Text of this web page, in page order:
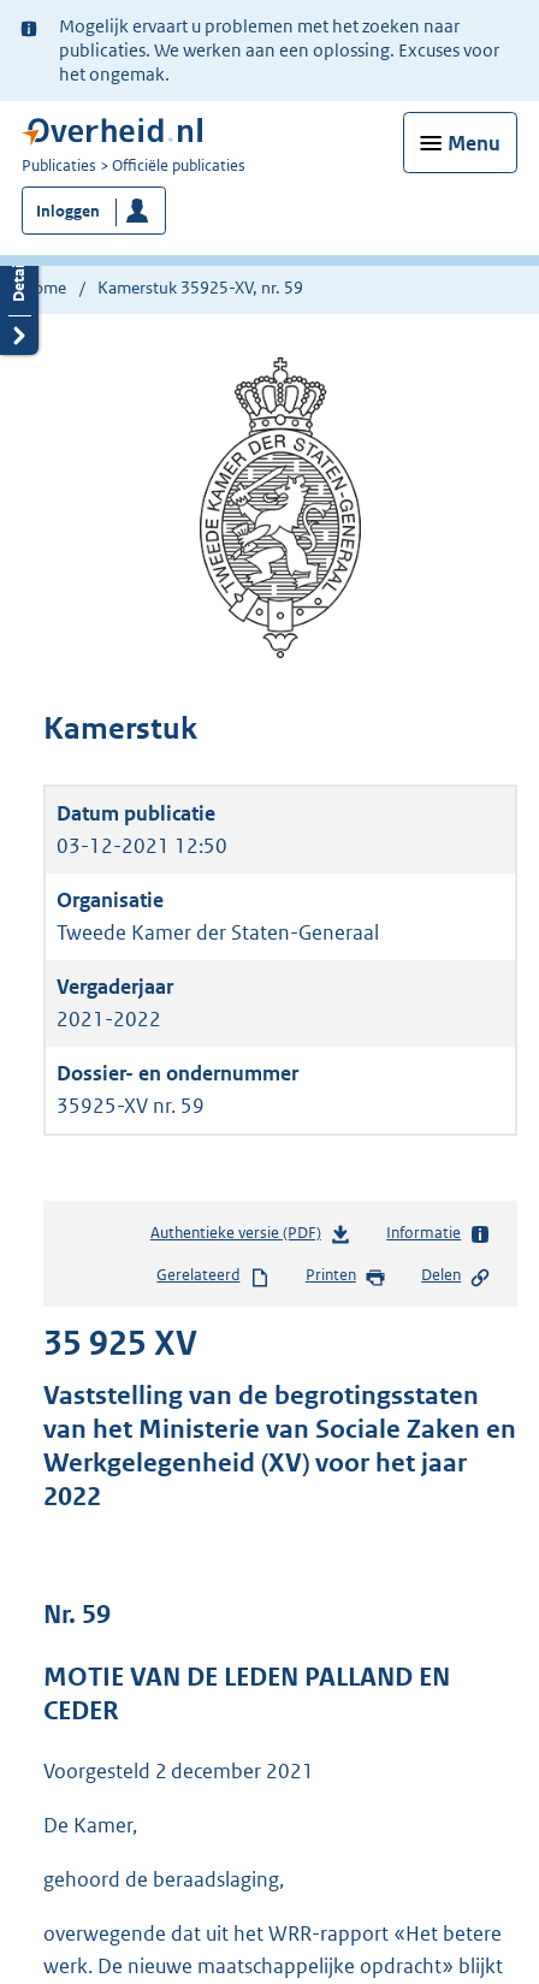
Ter
informatie:
Mogelijk ervaart u problemen met het zoeken naar
publicaties. We werken aan een oplossing. Excuses voor
het ongemak.
Menu
U
bent
nu
hier:
Publicaties Officiële publicaties
Inloggen
Home Kamerstuk 35925-XV, nr. 59
Kamerstuk
03-12-2021 12:50
Tweede Kamer der Staten-Generaal
2021-2022
35925-XV nr. 59
Authentieke versie (PDF)b
s
s
g
r
K
Informatie
Gerelateerd Printen Delen
35 925 XV
Vaststelling van de begrotingsstaten
van het Ministerie van Sociale Zaken en
Werkgelegenheid (XV) voor het jaar
2022
Nr. 59
MOTIE VAN DE LEDEN PALLAND EN
CEDER
Voorgesteld 2 december 2021
De Kamer,
gehoord de beraadslaging,
overwegende dat uit het WRR-rapport «Het betere
werk. De nieuwe maatschappelijke opdracht» blijkt